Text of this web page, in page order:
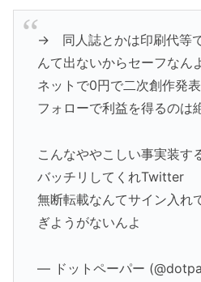
→ 同人誌とかは印刷代等
んて出ないからセーフなん
ネットで0円で二次創作発
フォローで利益を得るのは
こんなややこしい事実装す
バッチリしてくれTwitter
無断転載なんてサイン入れ
ぎようがないんよ
— ドットペーパー